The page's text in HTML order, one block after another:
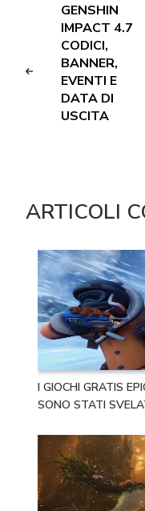
GENSHIN
IMPACT 4.7
CODICI,
BANNER,
EVENTI E
DATA DI
USCITA
ARTICOLI
I GIOCHI GRATIS
SONO STATI